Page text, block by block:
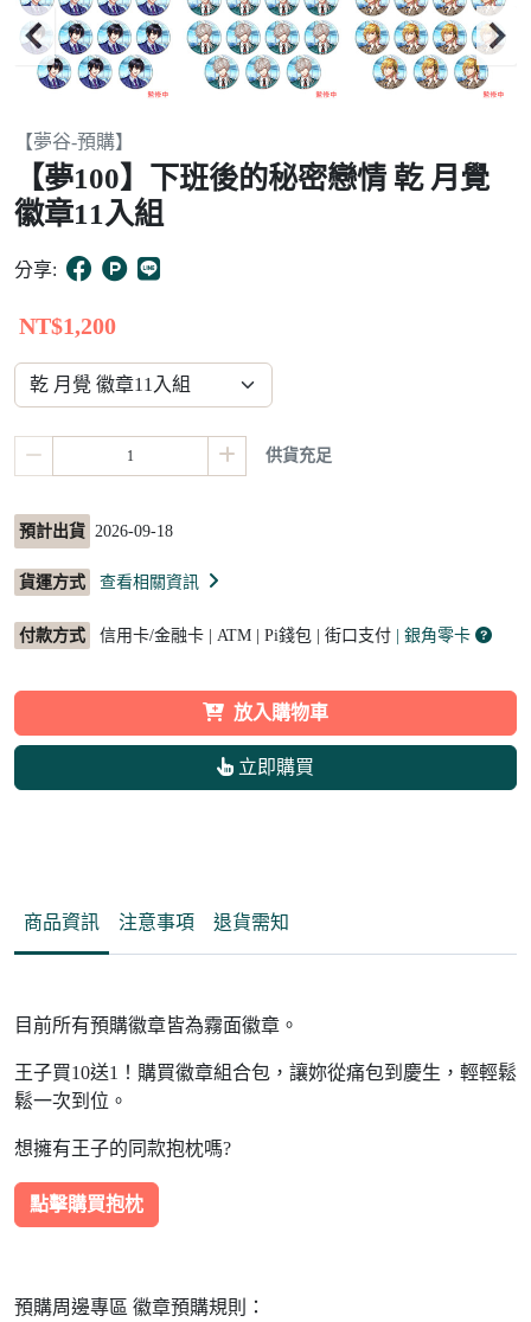
Item
of
15
【夢谷-預購】
【夢100】下班後的秘密戀情 乾 月覺
徽章11入組
分享:
NT$1,200
供貨充足
預計出貨 2026-09-18
貨運方式 查看相關資訊
付款方式 信用卡/金融卡 | ATM | Pi錢包 | 街口支付 | 銀角零卡
放入購物車
立即購買
商品資訊 注意事項 退貨需知
目前所有預購徽章皆為霧面徽章。
王子買10送1！購買徽章組合包，讓妳從痛包到慶生，輕輕鬆
鬆一次到位。
想擁有王子的同款抱枕嗎?
點擊購買抱枕
預購周邊專區 徽章預購規則：